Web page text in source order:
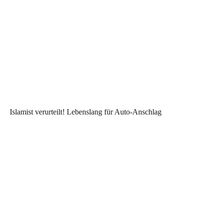
Islamist verurteilt! Lebenslang für Auto-Anschlag